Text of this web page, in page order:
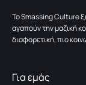
To Smassing Culture
αγαπούν την μαζική
διαφορετική, πιο
Για εμάς